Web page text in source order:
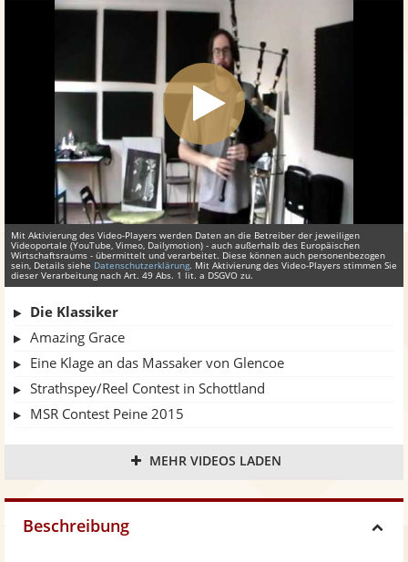
Mit Aktivierung des Video-Players werden Daten an die Betreiber der jeweiligen
Videoportale (YouTube, Vimeo, Dailymotion) - auch außerhalb des Europäischen
Wirtschaftsraums - übermittelt und verarbeitet. Diese können auch personenbezogen
sein, Details siehe Datenschutzerklärung. Mit Aktivierung des Video-Players stimmen Sie
dieser Verarbeitung nach Art. 49 Abs. 1 lit. a DSGVO zu.
Die Klassiker
Amazing Grace
Eine Klage an das Massaker von Glencoe
Strathspey/Reel Contest in Schottland
MSR Contest Peine 2015
MEHR VIDEOS LADEN
Beschreibung